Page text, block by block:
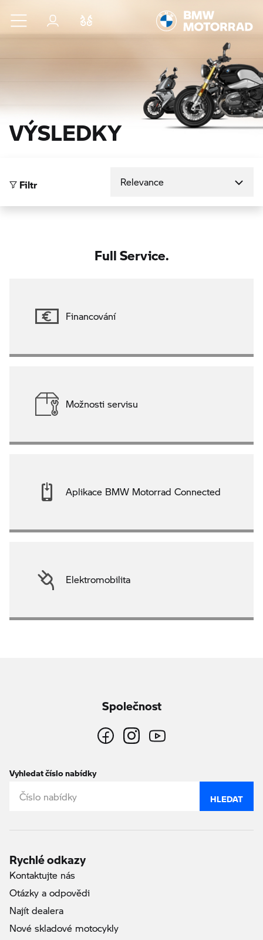
Přejít na hlavní obsah
Přihlášení
VÝSLEDKY
Filtr
Full Service.
Financování
Možnosti servisu
Aplikace BMW Motorrad Connected
Elektromobilita
Společnost
Vyhledat číslo nabídky
HLEDAT
Rychlé odkazy
Kontaktujte nás
Otázky a odpovědi
Najít dealera
Nové skladové motocykly